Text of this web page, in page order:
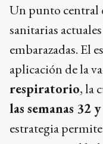
Un punto central
sanitarias
embarazadas. El
aplicación de la
respiratorio, la
las semanas 32
estrategia